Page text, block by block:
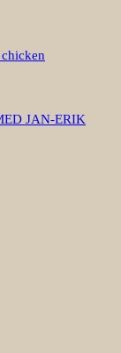
JAN-ERIK